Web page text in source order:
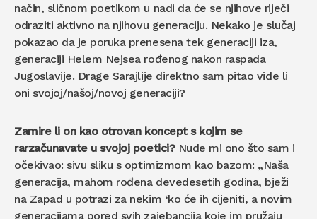
način, sličnom poetikom u nadi da će se njihove riječi
odraziti aktivno na njihovu generaciju. Nekako je slučaj
pokazao da je poruka prenesena tek generaciji iza,
generaciji Helem Nejsea rođenog nakon raspada
Jugoslavije. Drage Sarajlije direktno sam pitao vide li
oni svojoj/našoj/novoj generaciji?
Zamire li on kao otrovan koncept s kojim se
rarzačunavate u svojoj poetici?Nude mi ono što sam i
očekivao: sivu sliku s optimizmom kao bazom: „Naša
generacija, mahom rođena devedesetih godina, bježi
na Zapad u potrazi za nekim ‘ko će ih cijeniti, a novim
generacijama pored svih zajebancija koje im pružaju